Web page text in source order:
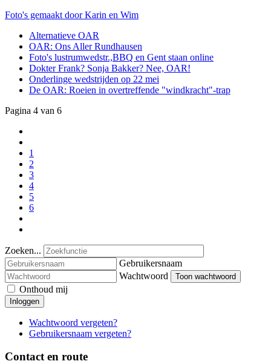
Foto's gemaakt door Karin en Wim
Alternatieve OAR
OAR: Ons Aller Rundhausen
Foto's lustrumwedstr.,BBQ en Gent staan online
Dokter Frank? Sonja Bakker? Nee, OAR!
Onderlinge wedstrijden op 22 mei
De OAR: Roeien in overtreffende "windkracht"-trap
Pagina 4 van 6
1
2
3
4
5
6
Zoeken...
Gebruikersnaam
Wachtwoord
Toon wachtwoord
Onthoud mij
Inloggen
Wachtwoord vergeten?
Gebruikersnaam vergeten?
Contact en route